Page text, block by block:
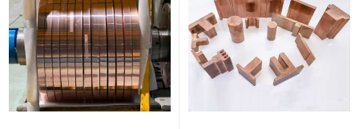
磷铜合金 110,800—117,600 114,200 400
无氧铜丝(硬) 109,710—110,010 109,860
R410A专用紫铜管 113,700—113,700